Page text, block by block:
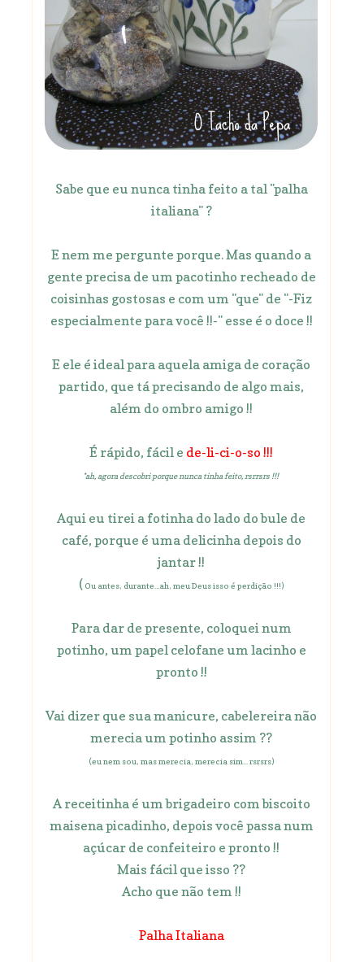
Sabe que eu nunca tinha feito a tal "palha
italiana" ?
E nem me pergunte porque. Mas quando a
gente precisa de um pacotinho recheado de
coisinhas gostosas e com um "que" de "-Fiz
especialmente para você !!-" esse é o doce !!
E ele é ideal para aquela amiga de coração
partido, que tá precisando de algo mais,
além do ombro amigo !!
É rápido, fácil e de-li-ci-o-so !!!
*ah, agora descobri porque nunca tinha feito, rsrrsrs !!!
Aqui eu tirei a fotinha do lado do bule de
café, porque é uma delicinha depois do
jantar !!
( Ou antes, durante...ah, meu Deus isso é perdição !!!)
Para dar de presente, coloquei num
potinho, um papel celofane um lacinho e
pronto !!
Vai dizer que sua manicure, cabelereira não
merecia um potinho assim ??
(eu nem sou, mas merecia, merecia sim... rsrsrs)
A receitinha é um brigadeiro com biscoito
maisena picadinho, depois você passa num
açúcar de confeiteiro e pronto !!
Mais fácil que isso ??
Acho que não tem !!
Palha Italiana